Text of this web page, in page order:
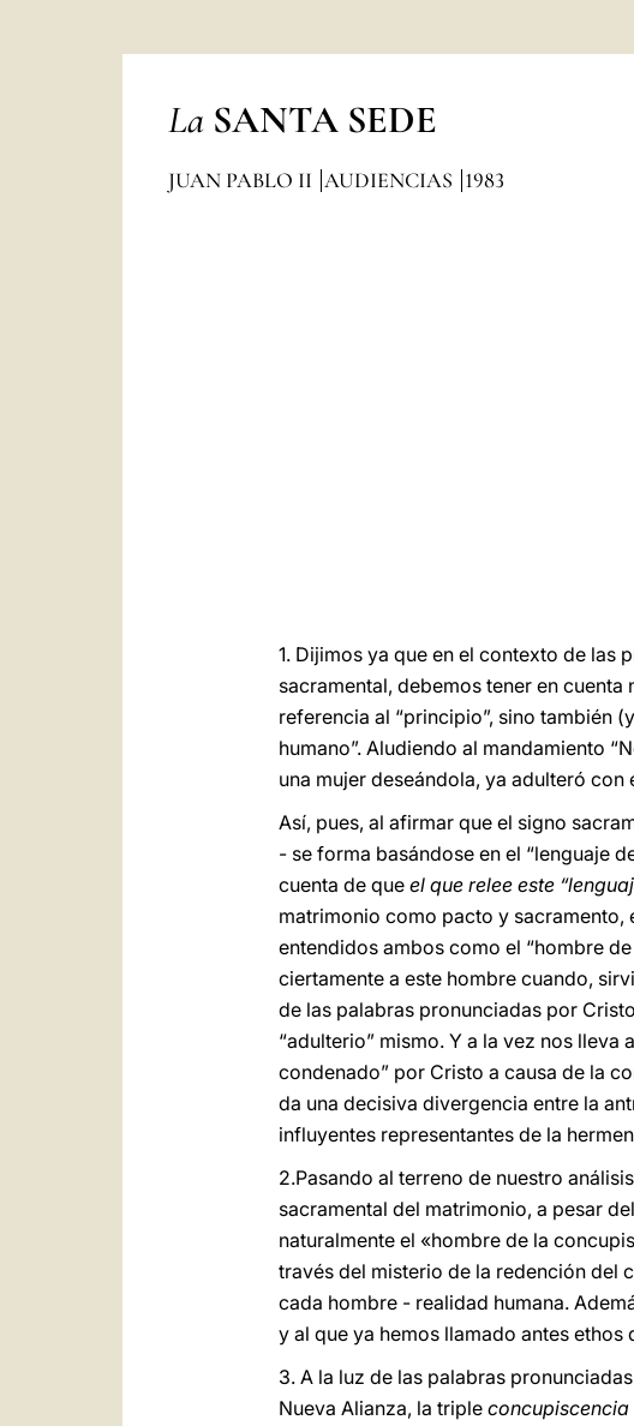
La SANTA SEDE
JUAN PABLO II AUDIENCIAS 1983
1. Dijimos ya que en el contexto de las
sacramental, debemos tener en
referencia al “principio”, sino también
humano”. Aludiendo al mandamiento
una mujer deseándola, ya adulteró con
Así, pues, al afirmar que el signo
- se forma basándose en el “lenguaje
cuenta de que el que relee este
matrimonio como pacto y sacramento,
entendidos ambos como el “hombre
ciertamente a este hombre cuando,
de las palabras pronunciadas por
“adulterio” mismo. Y a la vez nos lleva
condenado” por Cristo a causa de la
da una decisiva divergencia entre la
influyentes representantes de la
2.Pasando al terreno de nuestro
sacramental del matrimonio, a pesar
naturalmente el «hombre de la
través del misterio de la redención del
cada hombre - realidad humana.
y al que ya hemos llamado antes ethos
3. A la luz de las palabras
Nueva Alianza, la triple concupiscencia